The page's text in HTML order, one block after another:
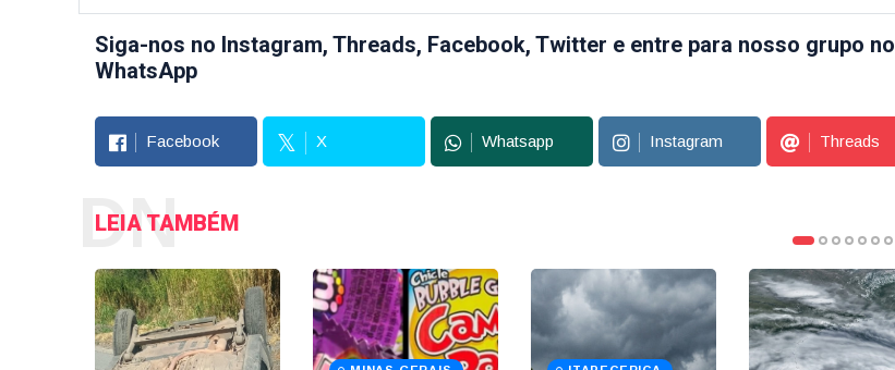
Siga-nos no Instagram, Threads, Facebook, Twitter e entre para nosso grupo no
WhatsApp
Facebook X Whatsapp Instagram Threads
LEIA TAMBÉM
DN